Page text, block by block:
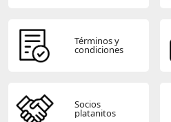
Términos y
condiciones
Socios
platanitos